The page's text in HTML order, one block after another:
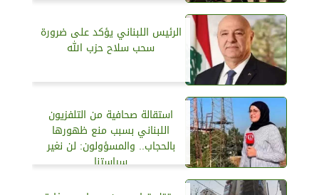
الرئيس اللبناني يؤكد على ضرورة
سحب سلاح حزب الله
استقالة صحافية من التلفزيون
اللبناني بسبب منع ظهورها
بالحجاب.. والمسؤولون: لن نغير
سياستنا